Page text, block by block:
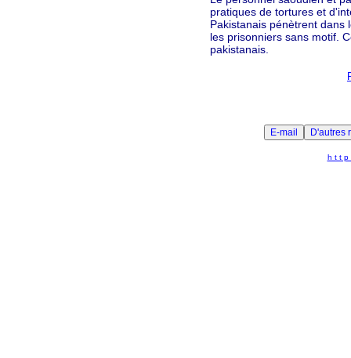
pratiques de tortures et
Pakistanais pénètrent dans
les prisonniers sans motif.
pakistanais.
h t t p